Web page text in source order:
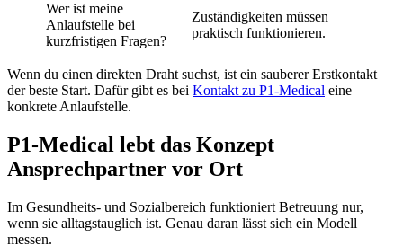
Wer ist meine
Anlaufstelle bei
kurzfristigen Fragen?
Zuständigkeiten müssen
praktisch funktionieren.
Wenn du einen direkten Draht suchst, ist ein sauberer Erstkontakt
der beste Start. Dafür gibt es bei Kontakt zu P1-Medical eine
konkrete Anlaufstelle.
P1-Medical lebt das Konzept
Ansprechpartner vor Ort
Im Gesundheits- und Sozialbereich funktioniert Betreuung nur,
wenn sie alltagstauglich ist. Genau daran lässt sich ein Modell
messen.